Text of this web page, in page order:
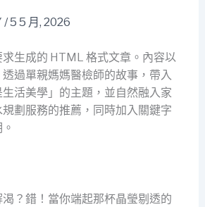
/5 5 月, 2026
生成的 HTML 格式文章。內容以
過單親媽媽醫檢師的故事，帶入
生活美學」的主題，並自然融入家
劃服務的推薦，同時加入關鍵字
？錯！當你端起那杯晶瑩剔透的